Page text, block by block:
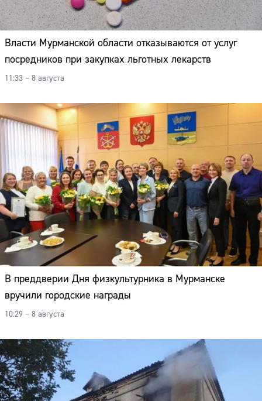
Власти Мурманской области отказываются от услуг
посредников при закупках льготных лекарств
11:33 – 8 августа
В преддверии Дня физкультурника в Мурманске
вручили городские награды
10:29 – 8 августа